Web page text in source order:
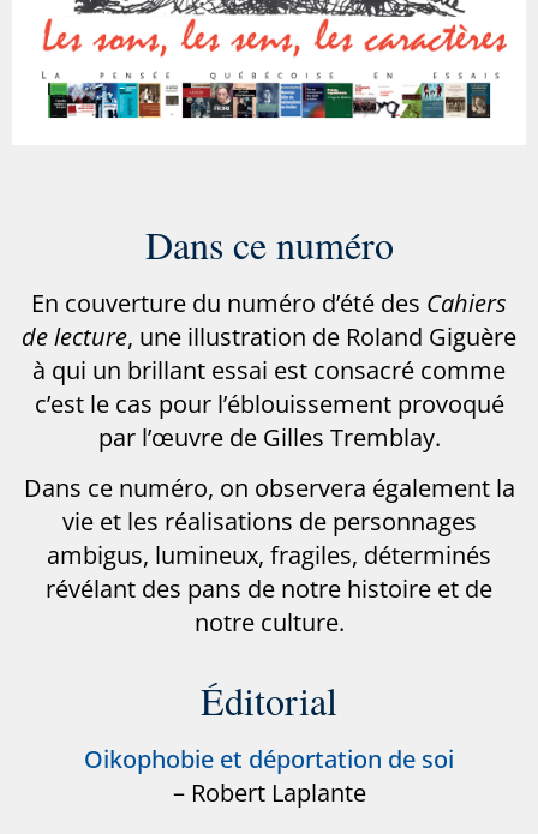
Dans ce numéro
En couverture du numéro d’été des Cahiers
de lecture, une illustration de Roland Giguère
à qui un brillant essai est consacré comme
c’est le cas pour l’éblouissement provoqué
par l’œuvre de Gilles Tremblay.
Dans ce numéro, on observera également la
vie et les réalisations de personnages
ambigus, lumineux, fragiles, déterminés
révélant des pans de notre histoire et de
notre culture.
Éditorial
Oikophobie et déportation de soi
– Robert Laplante